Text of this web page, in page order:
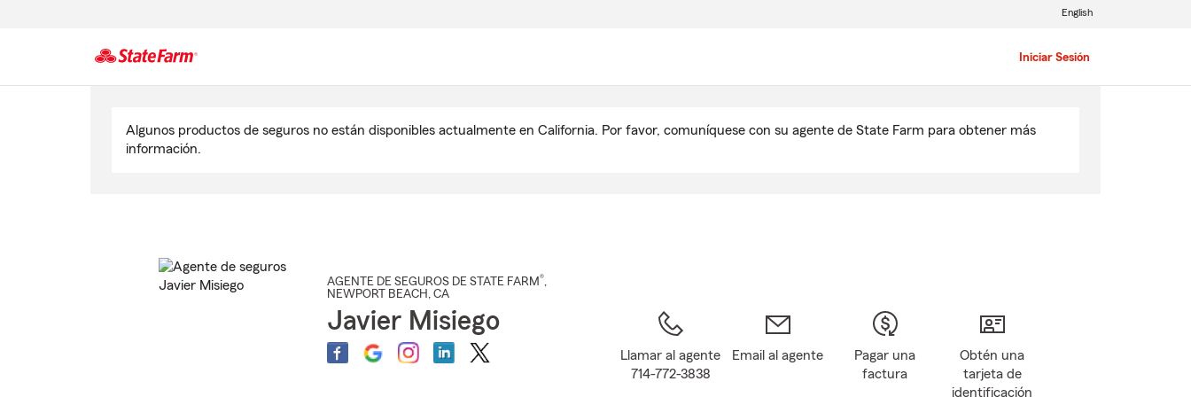
Iniciar Sesión
English
Algunos productos de seguros no están disponibles actualmente en California. Por favor, comuníquese con su agente de State Farm para obtener más
información.
AGENTE DE SEGUROS DE STATE FARM®,
NEWPORT BEACH , CA
Javier Misiego
Llamar al agente
714-772-3838
Email al agente
Pagar una
factura
Obtén una
tarjeta de
identificación